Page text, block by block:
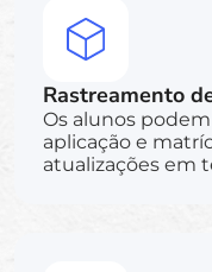
Rastreamento
Os alunos
aplicação e
atualizações em